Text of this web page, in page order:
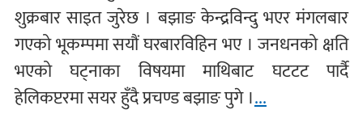
शुक्रबार साइत जुरेछ । बझाङ केन्द्रविन्दु भएर मंगलबार
गएको भूकम्पमा सयौं घरबारविहिन भए । जनधनको क्षति
भएको घट्नाका विषयमा माथिबाट घटटट पार्दै
हेलिकप्टरमा सयर हुँदै प्रचण्ड बझाङ पुगे ।...